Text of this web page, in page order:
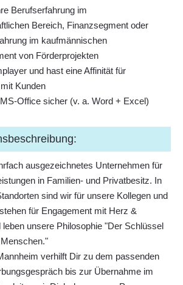
Berufserfahrung im
Bereich, Finanzsegment oder
im kaufmännischen
von Förderprojekten
und hast eine Affinität für
Kunden
Office sicher (v. a. Word + Excel)
ausgezeichnetes Unternehmen für
in Familien- und Privatbesitz. In
sind wir für unsere Kollegen und
für Engagement mit Herz &
leben unsere Philosophie "Der Schlüssel
verhilft Dir zu dem passenden
bis zur Übernahme im